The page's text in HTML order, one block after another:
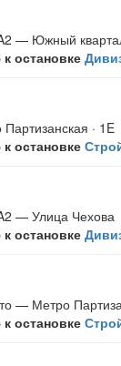
— Южный
остановке
· 1E
остановке
— Улица Чехова
остановке
— Метро
остановке